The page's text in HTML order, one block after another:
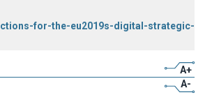
for-the-eu2019s-digital-strategic-
A+
A-